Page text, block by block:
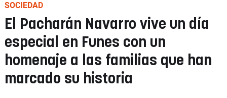
SOCIEDAD
El Pacharán Navarro vive un día
especial en Funes con un
homenaje a las familias que han
marcado su historia